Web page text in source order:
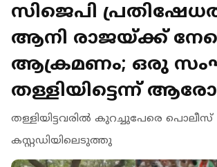
സിജെപി
ആനി രാജയ്ക്ക്
ആക്രമണം; ഒരു
തള്ളിയിട്ടെന്ന്
തള്ളിയിട്ടവരില്‍ കുറച്ചുപേരെ പൊലീസ്
കസ്റ്റഡിയിലെടുത്തു